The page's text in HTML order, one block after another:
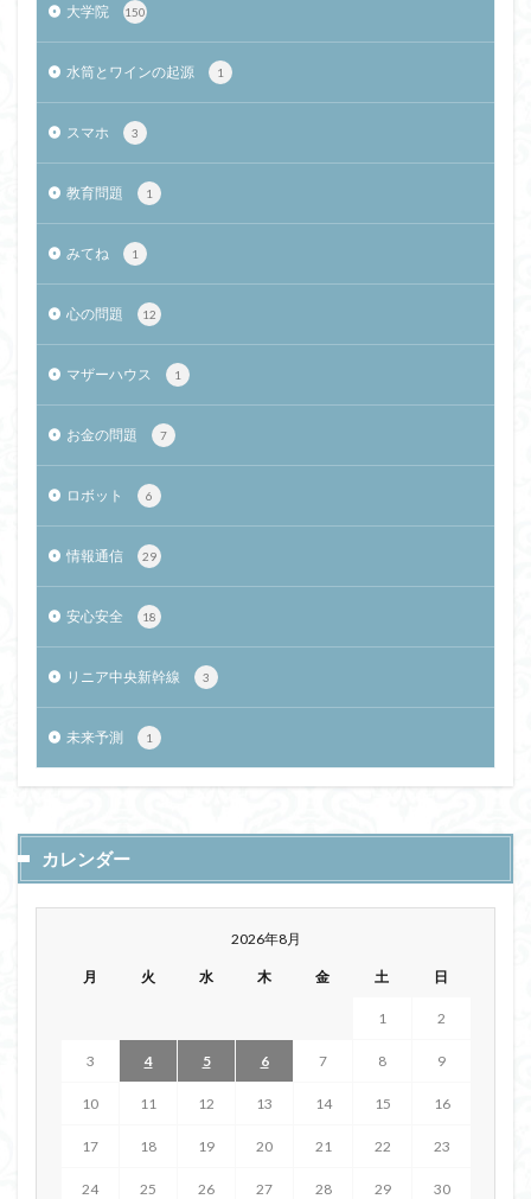
大学院 150
水筒とワインの起源 1
スマホ 3
教育問題 1
みてね 1
心の問題 12
マザーハウス 1
お金の問題 7
ロボット 6
情報通信 29
安心安全 18
リニア中央新幹線 3
未来予測 1
カレンダー
2026年8月
月 火 水 木 金 土 日
1 2
3 4 5 6 7 8 9
10 11 12 13 14 15 16
17 18 19 20 21 22 23
24 25 26 27 28 29 30